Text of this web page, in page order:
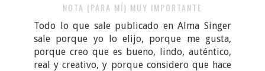
NOTA (PARA MÍ) MUY IMPORTANTE
Todo lo que sale publicado en Alma Singer
sale porque yo lo elijo, porque me gusta,
porque creo que es bueno, lindo, auténtico,
real y creativo, y porque considero que hace